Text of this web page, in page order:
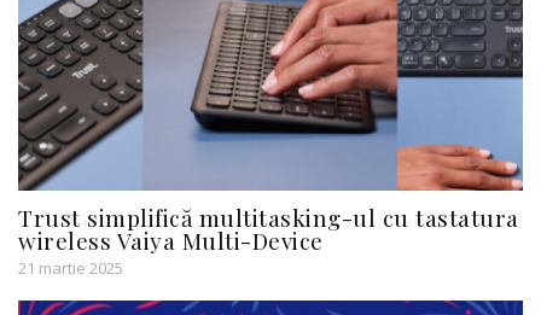
Trust simplifică multitasking-ul cu tastatura
wireless Vaiya Multi-Device
21 martie 2025